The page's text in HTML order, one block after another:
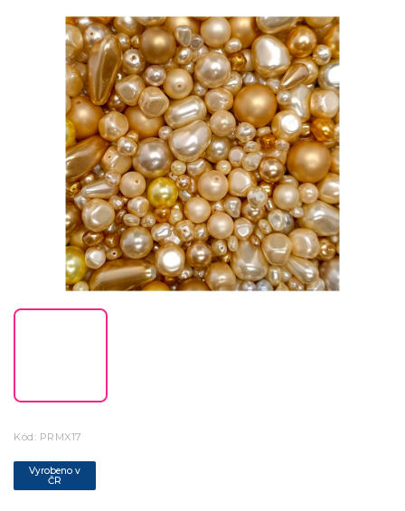
Kód: PRMX17
Vyrobeno v
ČR